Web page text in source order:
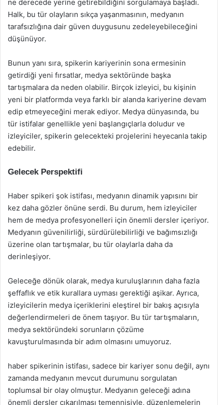
ne derecede yerine getirebildiğini sorgulamaya başladı.
Halk, bu tür olayların sıkça yaşanmasının, medyanın
tarafsızlığına dair güven duygusunu zedeleyebileceğini
düşünüyor.
Bunun yanı sıra, spikerin kariyerinin sona ermesinin
getirdiği yeni fırsatlar, medya sektöründe başka
tartışmalara da neden olabilir. Birçok izleyici, bu kişinin
yeni bir platformda veya farklı bir alanda kariyerine devam
edip etmeyeceğini merak ediyor. Medya dünyasında, bu
tür istifalar genellikle yeni başlangıçlarla doludur ve
izleyiciler, spikerin gelecekteki projelerini heyecanla takip
edebilir.
Gelecek Perspektifi
Haber spikeri şok istifası, medyanın dinamik yapısını bir
kez daha gözler önüne serdi. Bu durum, hem izleyiciler
hem de medya profesyonelleri için önemli dersler içeriyor.
Medyanın güvenilirliği, sürdürülebilirliği ve bağımsızlığı
üzerine olan tartışmalar, bu tür olaylarla daha da
derinleşiyor.
Geleceğe dönük olarak, medya kuruluşlarının daha fazla
şeffaflık ve etik kurallara uyması gerektiği aşikar. Ayrıca,
izleyicilerin medya içeriklerini eleştirel bir bakış açısıyla
değerlendirmeleri de önem taşıyor. Bu tür tartışmaların,
medya sektöründeki sorunların çözüme
kavuşturulmasında bir adım olmasını umuyoruz.
haber spikerinin istifası, sadece bir kariyer sonu değil, aynı
zamanda medyanın mevcut durumunu sorgulatan
toplumsal bir olay olmuştur. Medyanın geleceği adına
önemli dersler çıkarılması temennisiyle, düzenlemelerin